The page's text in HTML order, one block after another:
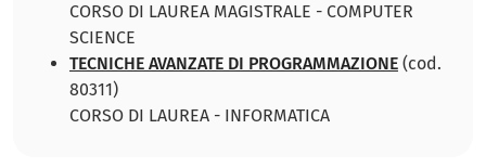
CORSO DI LAUREA MAGISTRALE - COMPUTER
SCIENCE
TECNICHE AVANZATE DI PROGRAMMAZIONE (cod.
80311)
CORSO DI LAUREA - INFORMATICA